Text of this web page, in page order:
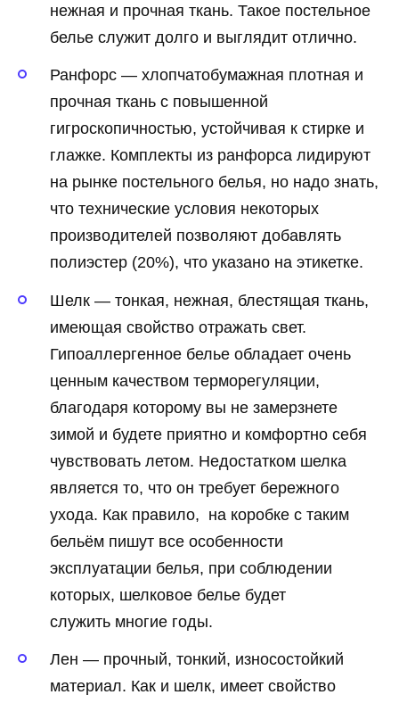
нежная и прочная ткань. Такое постельное
белье служит долго и выглядит отлично.
Ранфорс — хлопчатобумажная плотная и
прочная ткань с повышенной
гигроскопичностью, устойчивая к стирке и
глажке. Комплекты из ранфорса лидируют
на рынке постельного белья, но надо знать,
что технические условия некоторых
производителей позволяют добавлять
полиэстер (20%), что указано на этикетке.
Шелк — тонкая, нежная, блестящая ткань,
имеющая свойство отражать свет.
Гипоаллергенное белье обладает очень
ценным качеством терморегуляции,
благодаря которому вы не замерзнете
зимой и будете приятно и комфортно себя
чувствовать летом. Недостатком шелка
является то, что он требует бережного
ухода. Как правило, на коробке с таким
бельём пишут все особенности
эксплуатации белья, при соблюдении
которых, шелковое белье будет
служить многие годы.
Лен — прочный, тонкий, износостойкий
материал. Как и шелк, имеет свойство